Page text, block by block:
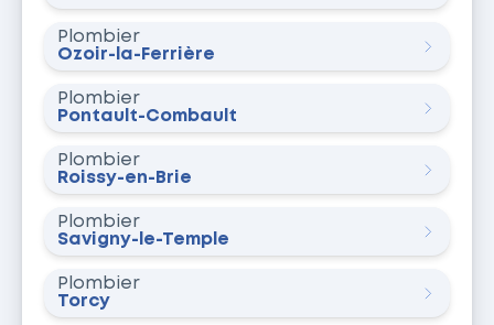
Plombier
Ozoir-la-Ferrière
Plombier
Pontault-Combault
Plombier
Roissy-en-Brie
Plombier
Savigny-le-Temple
Plombier
Torcy